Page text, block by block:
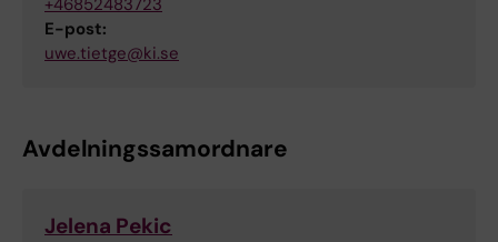
+46852483723
E-post:
uwe.tietge@ki.se
Avdelningssamordnare
Jelena Pekic